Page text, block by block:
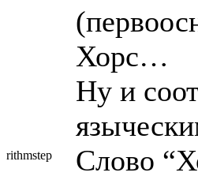
rithmstep
Хорс…
Ну и
Слово